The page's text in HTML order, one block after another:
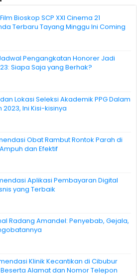
Bioskop SCP XXI Cinema 21
Terbaru Tayang Minggu Ini Coming
Pengangkatan Honorer Jadi
Siapa Saja yang Berhak?
Lokasi Seleksi Akademik PPG Dalam
2023, Ini Kisi-kisinya
Obat Rambut Rontok Parah di
dan Efektif
Aplikasi Pembayaran Digital
yang Terbaik
Radang Amandel: Penyebab, Gejala,
Klinik Kecantikan di Cibubur
Alamat dan Nomor Telepon